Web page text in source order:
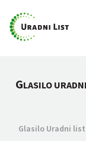
GLASILO
Glasilo Uradni list